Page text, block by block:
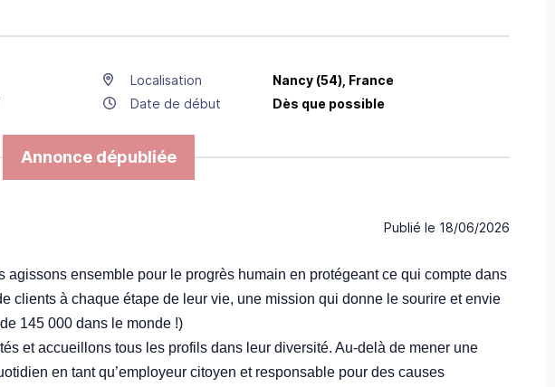
Localisation Nancy (54), France
Date de début Dès que possible
Annonce dépubliée
Publié le 18/06/2026
agissons ensemble pour le progrès humain en protégeant ce qui compte dans
clients à chaque étape de leur vie, une mission qui donne le sourire et envie
145 000 dans le monde !)
et accueillons tous les profils dans leur diversité. Au-delà de mener une
en tant qu’employeur citoyen et responsable pour des causes